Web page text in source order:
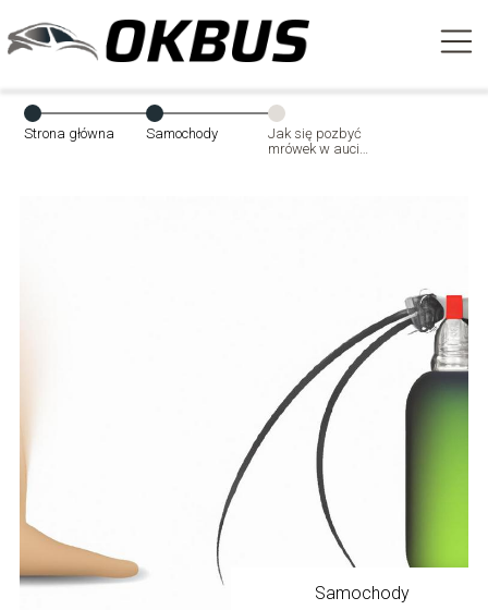
Strona główna Samochody
Jak się pozbyć
mrówek w aucie
Samochody